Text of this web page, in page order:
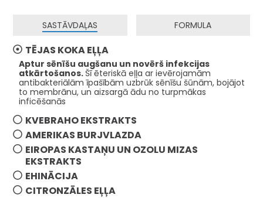
SASTĀVDAĻAS FORMULA
TĒJAS KOKA EĻĻA
Aptur sēnīšu augšanu un novērš infekcijas
atkārtošanos. Šī ēteriskā eļļa ar ievērojamām
antibakteriālām īpašībām uzbrūk sēnīšu šūnām, bojājot
to membrānu, un aizsargā ādu no turpmākas
inficēšanās
KVEBRAHO EKSTRAKTS
AMERIKAS BURJVLAZDA
EIROPAS KASTAŅU UN OZOLU MIZAS
EKSTRAKTS
EHINĀCIJA
CITRONZĀLES EĻĻA